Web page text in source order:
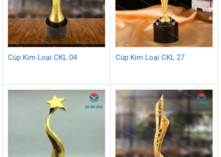
Cúp Kim Loại CKL 04 Cúp Kim Loại CKL 27